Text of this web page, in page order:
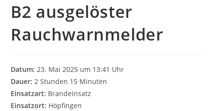
B2 ausgelöster
Rauchwarnmelder
Datum: 23. Mai 2025 um 13:41 Uhr
Dauer: 2 Stunden 15 Minuten
Einsatzart: Brandeinsatz
Einsatzort: Höpfingen